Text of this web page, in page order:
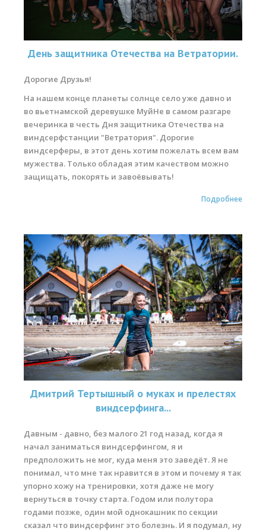
День защитника Отечества на Ветратории.
Дорогие Друзья!
На нашем конце планеты солнце село уже давно и
во вьетнамской деревушке МуйНе в самом разгаре
вечеринка в честь Дня защитника Отечества на
виндсерфстанции "Ветратория". Дорогие
виндсерферы, в этот день хотим пожелать всем вам
мужества. Только обладая этим качеством можно
защищать, покорять и завоёвывать!
Подробнее
Дмитрий Тертышный о муках и прелестях
виндсерфинга...
Давным - давно, без малого 21 год назад, когда я
начал заниматься виндсерфингом, я и
предположить не мог, куда меня это заведёт. Я не
понимал, что мне так нравится в этом и почему я так
упорно хожу на тренировки, хотя даже не могу
вернуться в точку старта. Годом или полутора
годами позже, один мой однокашник по секции
сказал что виндсерфинг это болезнь. И я подумал, ну